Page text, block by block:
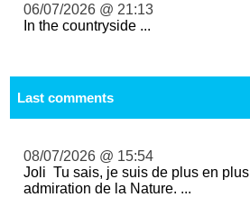
06/07/2026 @ 21:13
In the countryside ...
Last comments
08/07/2026 @ 15:54
Joli Tu sais, je suis de plus en
admiration de la Nature. ...